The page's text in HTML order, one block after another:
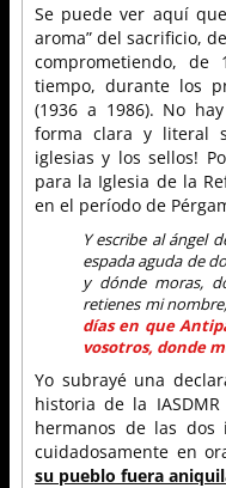
Se puede ver aquí
aroma” del sacrificio,
comprometiendo, de
tiempo, durante los
(1936 a 1986). No
forma clara y literal
iglesias y los sellos!
para la Iglesia de la
en el período de
Y escribe al ángel
espada aguda de
y dónde moras,
retienes mi
días en que
vosotros, donde
Yo subrayé una
historia de la
hermanos de las dos
cuidadosamente en
su pueblo fuera